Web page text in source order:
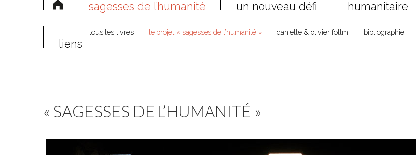
sagesses de l’humanité
tous les livres le projet « sagesses de l’humanité » danielle & olivier föllmi bibliographie
un nouveau défi humanitaire
liens
« SAGESSES DE L’HUMANITÉ »